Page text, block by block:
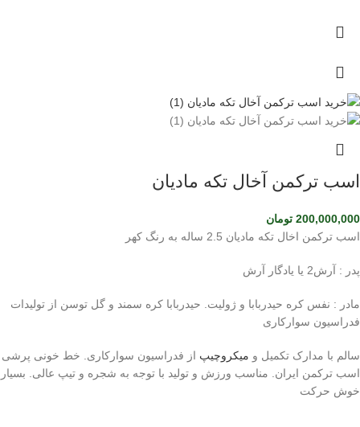
اسب ترکمن آخال تکه مادیان
200,000,000 تومان
اسب ترکمن اخال تکه مادیان 2.5 ساله به رنگ کهر
پدر : آرش2 یا یادگار آرش
مادر : نفس کره حیدربابا و ژولیت. حیدربابا کره سمند و گل توسن از تولیدات
فدراسیون سوارکاری
سالم با مدارک تکمیل و میکروچیپ از فدراسیون سوارکاری. خط خونی پرشی
اسب ترکمن ایران. مناسب ورزش و تولید با توجه به شجره و تیپ عالی. بسیار
خوش حرکت